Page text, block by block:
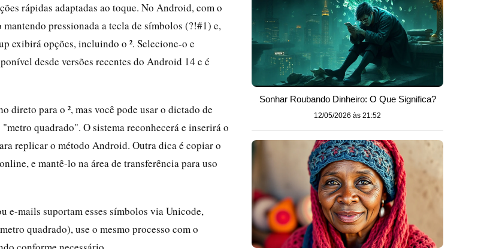
rápidas adaptadas ao toque. No Android, com o
pressionada a tecla de símbolos (?!#1) e,
exibirá opções, incluindo o ². Selecione-o e
desde versões recentes do Android 14 e é
direto para o ², mas você pode usar o dictado de
quadrado". O sistema reconhecerá e inserirá o
replicar o método Android. Outra dica é copiar o
e mantê-lo na área de transferência para uso
e-mails suportam esses símbolos via Unicode,
quadrado), use o mesmo processo com o
Sonhar Roubando Dinheiro: O Que Significa?
12/05/2026 às 21:52